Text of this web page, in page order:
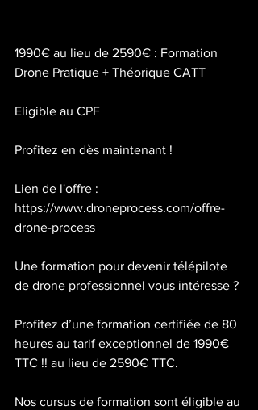
1990€ au lieu de 2590€ : Formation
Drone Pratique + Théorique CATT
Eligible au CPF
Profitez en dès maintenant !
Lien de l'offre :
https://www.droneprocess.com/offre-
drone-process
Une formation pour devenir télépilote
de drone professionnel vous intéresse ?
Profitez d’une formation certifiée de 80
heures au tarif exceptionnel de 1990€
TTC !! au lieu de 2590€ TTC.
Nos cursus de formation sont éligible au